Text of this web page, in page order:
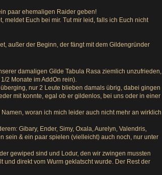
paar ehemaligen Raider geben!
Euch bei mir. Tut mir leid, falls ich Euch nicht
außer der Beginn, der fängt mit dem Gildengründer
damaligen Gilde Tabula Rasa ziemlich unzufrieden,
2 Monate im AddOn rein).
nur 2 Leute blieben damals übrig, dabei gingen
mit konnte, egal ob er gildenlos, bei uns oder in einer
woran ich mich leider auch nicht mehr an wirklich
Gibary, Ender, Simy, Oxala, Aurelyn, Valendris,
sein & ein paar spielen (vielleicht) auch noch, nur unter
gewiped sind und Lodur, den wir zwingen mussten
direkt vom Wurm geklatscht wurde. Der Rest der